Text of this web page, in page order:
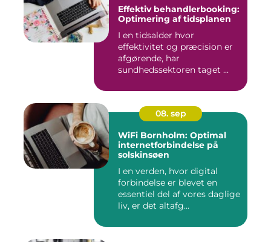
Effektiv behandlerbooking:
Optimering af tidsplanen
I en tidsalder hvor
effektivitet og præcision er
afgørende, har
sundhedssektoren taget ...
08. sep
WiFi Bornholm: Optimal
internetforbindelse på
solskinsøen
I en verden, hvor digital
forbindelse er blevet en
essentiel del af vores daglige
liv, er det altafg...